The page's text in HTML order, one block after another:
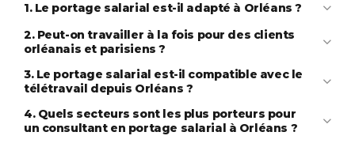
1. Le portage salarial est-il adapté à Orléans ?
2. Peut-on travailler à la fois pour des clients
orléanais et parisiens ?
3. Le portage salarial est-il compatible avec le
télétravail depuis Orléans ?
4. Quels secteurs sont les plus porteurs pour
un consultant en portage salarial à Orléans ?